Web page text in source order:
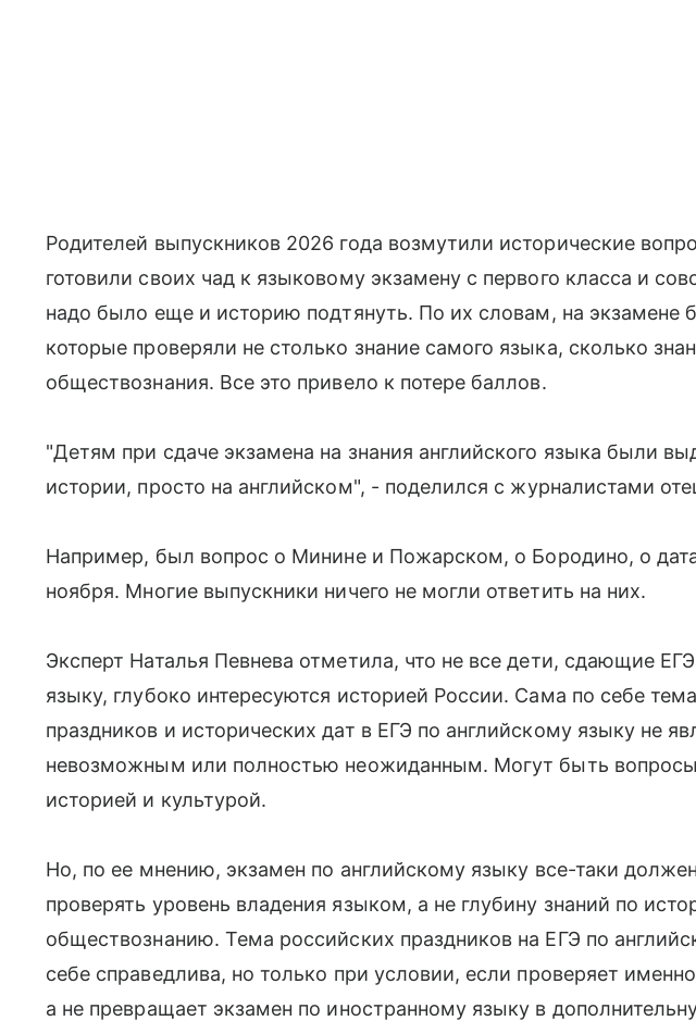
Родителей выпускников 2026 года возмутили исторические
готовили своих чад к языковому экзамену с первого класса и
надо было еще и историю подтянуть. По их словам, на экзамене
которые проверяли не столько знание самого языка, сколько
обществознания. Все это привело к потере баллов.
"Детям при сдаче экзамена на знания английского языка были
истории, просто на английском", - поделился с журналистами
Например, был вопрос о Минине и Пожарском, о Бородино, о
ноября. Многие выпускники ничего не могли ответить на них.
Эксперт Наталья Певнева отметила, что не все дети, сдающие
языку, глубоко интересуются историей России. Сама по себе
праздников и исторических дат в ЕГЭ по английскому языку не
невозможным или полностью неожиданным. Могут быть
историей и культурой.
Но, по ее мнению, экзамен по английскому языку все-таки
проверять уровень владения языком, а не глубину знаний по
обществознанию. Тема российских праздников на ЕГЭ по
себе справедлива, но только при условии, если проверяет
а не превращает экзамен по иностранному языку в